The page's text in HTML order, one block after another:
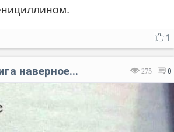
1
275 0
наверное...